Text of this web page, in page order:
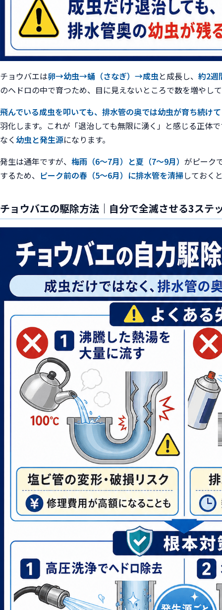
チョウバエは卵→幼虫→蛹（さなぎ）→成虫と成長し、 約2週
のヘドロの中で育つため、目に見えないところで数を増やし
飛んでいる成虫を叩いても、排水管の奥では幼虫が育ち続け
羽化します。これが「退治しても無限に湧く」と感じる正体
なく幼虫と発生源になります。
発生は通年ですが、 梅雨（6〜7月）と夏（7〜9月） がピーク
するため、 ピーク前の春（5〜6月）に排水管を清掃しておく
チョウバエの駆除方法｜自分で全滅させる3ステ